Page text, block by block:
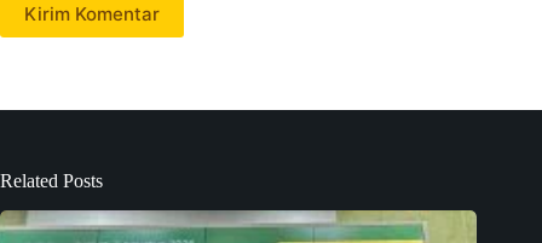
Kirim Komentar
Related Posts